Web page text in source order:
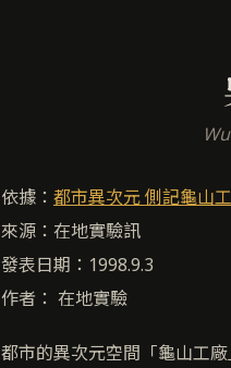
依據： 都市異次元 側記龜山
來源：在地實驗訊
發表日期：1998.9.3
作者： 在地實驗
都市的異次元空間「龜山工